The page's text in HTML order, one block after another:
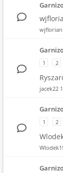
wjflorian
1
2
jacek22
1
2